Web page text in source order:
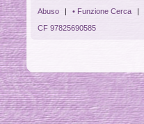
Abuso
| • Funzione Cerca |
CF 97825690585